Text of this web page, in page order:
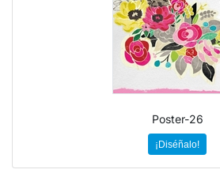
Poster-26
¡Diséñalo!